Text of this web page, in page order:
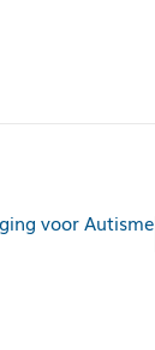
voor Autisme